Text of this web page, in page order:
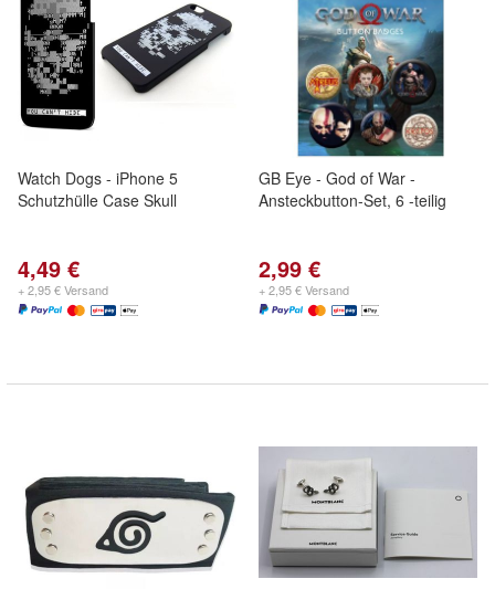
Watch Dogs - iPhone 5
Schutzhülle Case Skull
4,49 €
+ 2,95 € Versand
GB Eye - God of War -
Ansteckbutton-Set, 6 -teilig
2,99 €
+ 2,95 € Versand